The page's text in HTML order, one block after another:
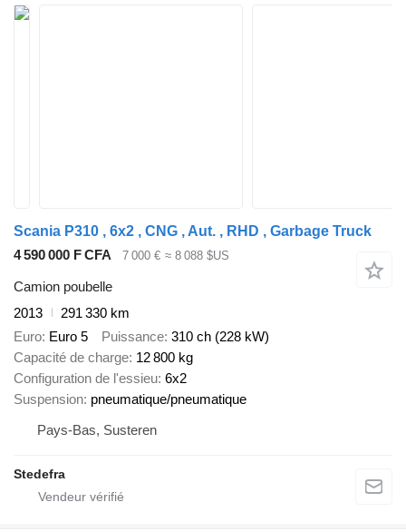
Scania P310 , 6x2 , CNG , Aut. , RHD , Garbage Truck
4 590 000 F CFA
7 000 € ≈ 8 088 $US
Camion poubelle
2013
291 330 km
Euro Euro 5 Puissance 310 ch (228 kW)
Capacité de charge 12 800 kg
Configuration de l'essieu 6x2
Suspension pneumatique/pneumatique
Pays-Bas, Susteren
Stedefra